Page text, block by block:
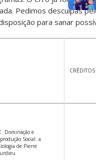
Pedimos desculpas
para sanar
CRÉDITOS
Dominação e
Social: a
de Pierre